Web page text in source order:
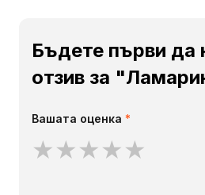
Бъдете първи да
отзив за
Вашата оценка *
★★★★★